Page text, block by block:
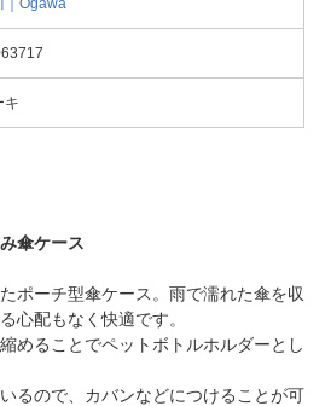
キ
傘ケース
ポーチ型傘ケース。雨で濡れた傘を収
心配もなく快適です。
めることでペットボトルホルダーとし
るので、カバンなどにつけることが可